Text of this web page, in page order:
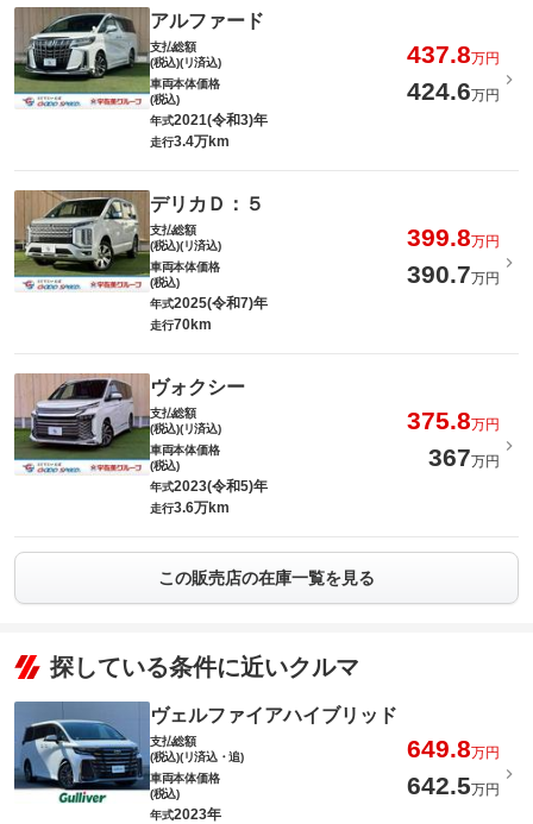
アルファード
支払総額
(税込)(リ済込)
437.8万円
車両本体価格
(税込)
424.6万円
年式2021(令和3)年
走行3.4万km
デリカＤ：５
支払総額
(税込)(リ済込)
399.8万円
車両本体価格
(税込)
390.7万円
年式2025(令和7)年
走行70km
ヴォクシー
支払総額
(税込)(リ済込)
375.8万円
車両本体価格
(税込)
367万円
年式2023(令和5)年
走行3.6万km
この販売店の在庫一覧を見る
探している条件に近いクルマ
ヴェルファイアハイブリッド
支払総額
(税込)(リ済込・追)
649.8万円
車両本体価格
(税込)
642.5万円
年式2023年